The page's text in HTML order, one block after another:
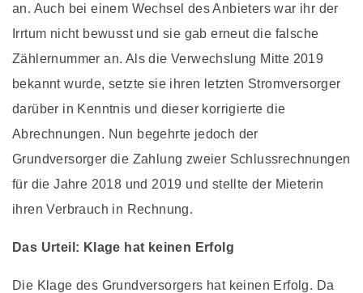
an. Auch bei einem Wechsel des Anbieters war ihr der
Irrtum nicht bewusst und sie gab erneut die falsche
Zählernummer an. Als die Verwechslung Mitte 2019
bekannt wurde, setzte sie ihren letzten Stromversorger
darüber in Kenntnis und dieser korrigierte die
Abrechnungen. Nun begehrte jedoch der
Grundversorger die Zahlung zweier Schlussrechnungen
für die Jahre 2018 und 2019 und stellte der Mieterin
ihren Verbrauch in Rechnung.
Das Urteil: Klage hat keinen Erfolg
Die Klage des Grundversorgers hat keinen Erfolg. Da